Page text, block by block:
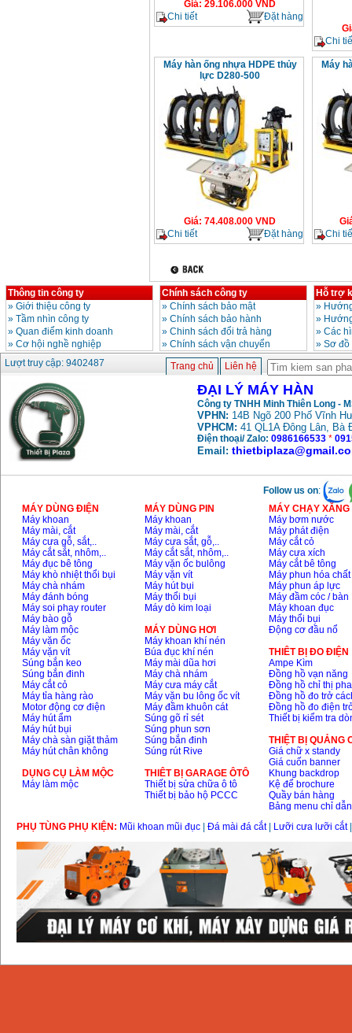
Giá: 29.106.000 VND
Chi tiết
Đặt hàng
Chi
Máy hàn ống nhựa HDPE thủy
lực D280-500
Giá: 74.408.000 VND
Chi tiết
Đặt hàng
Máy
Chi
Thông tin công ty
» Giới thiệu công ty
» Tầm nhìn công ty
» Quan điểm kinh doanh
» Cơ hội nghề nghiệp
Chính sách công ty
» Chính sách bảo mật
» Chính sách bảo hành
» Chinh sách đổi trả hàng
» Chính sách vận chuyển
Hỗ trợ
»
»
» Các
» Sơ
Lượt truy cập: 9402487
Trang chủ Liên hệ
ĐẠI LÝ MÁY HÀN
Công ty TNHH Minh Thiên Long -
VPHN: 14B Ngõ 200 Phố Vĩnh
VPHCM: 41 QL1A Đông Lân, Bà
Điện thoại/ Zalo: 0986166533 *
Email:
Follow us on:
MÁY DÙNG ĐIỆN
Máy khoan
Máy mài, cắt
Máy cưa gỗ, sắt,..
Máy cắt sắt, nhôm,..
Máy đục bê tông
Máy khò nhiệt thổi bụi
Máy chà nhám
Máy đánh bóng
Máy soi phay router
Máy bào gỗ
Máy làm mộc
Máy vặn ốc
Máy vặn vít
Súng bắn keo
Súng bắn đinh
Máy cắt cỏ
Máy tỉa hàng rào
Motor động cơ điện
Máy hút ẩm
Máy hút bụi
Máy chà sàn giặt thảm
Máy hút chân không
DỤNG CỤ LÀM MỘC
Máy làm mộc
MÁY DÙNG PIN
Máy khoan
Máy mài, cắt
Máy cưa sắt, gỗ,..
Máy cắt sắt, nhôm,..
Máy vặn ốc bulông
Máy vặn vít
Máy hút bụi
Máy thổi bụi
Máy dò kim loại
MÁY DÙNG HƠI
Máy khoan khí nén
Búa đục khí nén
Máy mài dũa hơi
Máy chà nhám
Máy cưa máy cắt
Máy vặn bu lông ốc vít
Máy đầm khuôn cát
Súng gõ rỉ sét
Súng phun sơn
Súng bắn đinh
Súng rút Rive
THIÊT BỊ GARAGE ÔTÔ
Thiết bị sửa chữa ô tô
Thiết bị bảo hộ PCCC
MÁY CHẠY
Máy bơm nước
Máy phát điện
Máy cắt cỏ
Máy cưa xích
Máy cắt bê tông
Máy phun hóa chất
Máy phun áp lực
Máy đầm cóc / bàn
Máy khoan đục
Máy thổi bụi
Động cơ đầu nổ
THIÊT BỊ ĐO ĐIỆN
Ampe Kìm
Đồng hồ vạn năng
Đồng hồ chỉ thị pha
Đồng hồ đo trở
Đồng hồ đo điện
Thiết bị kiểm tra
THIỆT BỊ QUẢNG
Giá chữ x standy
Giá cuốn banner
Khung backdrop
Kệ để brochure
Quầy bán hàng
Bảng menu chỉ dẫn
PHỤ TÙNG PHỤ KIỆN: Mũi khoan mũi đục Đá mài đá cắt| Lưỡi cưa lưỡi cắt